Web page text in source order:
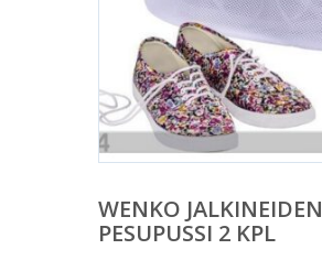
WENKO JALKINEIDEN
PESUPUSSI 2 KPL